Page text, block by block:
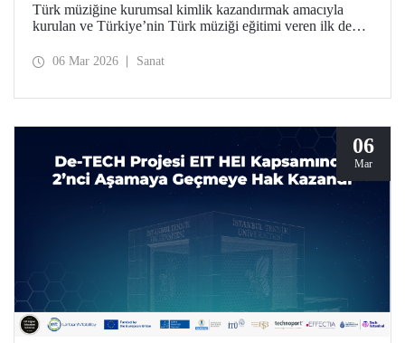
Türk müziğine kurumsal kimlik kazandırmak amacıyla
kurulan ve Türkiye’nin Türk müziği eğitimi veren ilk devlet
Konservatuarı, ikinci yarım asrına “Emaneti Devralan
06 Mar 2026 Sanat
06
Mar